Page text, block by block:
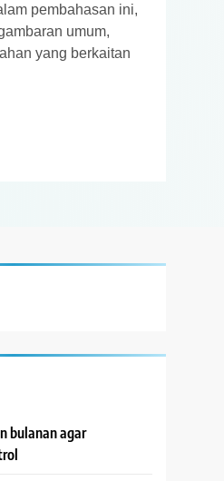
pembahasan ini,
umum,
yang berkaitan
bulanan agar